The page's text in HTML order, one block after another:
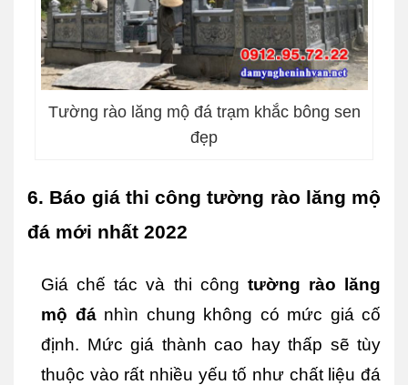
Tường rào lăng mộ đá trạm khắc bông sen
đẹp
6. Báo giá thi công tường rào lăng mộ
đá mới nhất 2022
Giá chế tác và thi công tường rào lăng
mộ đá nhìn chung không có mức giá cố
định. Mức giá thành cao hay thấp sẽ tùy
thuộc vào rất nhiều yếu tố như chất liệu đá